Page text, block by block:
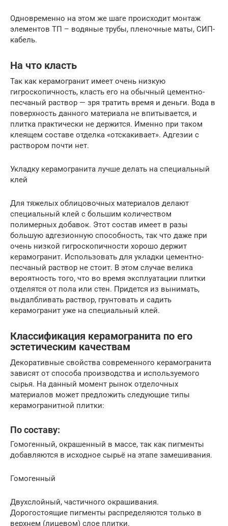
Одновременно на этом же шаге происходит монтаж
элементов ТП – водяные трубы, пленочные маты, СИП-
кабель.
На что класть
Так как керамогранит имеет очень низкую
гигроскопичность, класть его на обычный цементно-
песчаный раствор — зря тратить время и деньги. Вода в
поверхность данного материала не впитывается, и
плитка практически не держится. Именно при таком
клеящем составе отделка «отскакивает». Адгезии с
раствором почти нет.
Укладку керамогранита лучше делать на специальный
клей
Для тяжелых облицовочных материалов делают
специальный клей с большим количеством
полимерных добавок. Этот состав имеет в разы
большую адгезионную способность, так что даже при
очень низкой гигроскопичности хорошо держит
керамогранит. Использовать для укладки цементно-
песчаный раствор не стоит. В этом случае велика
вероятность того, что во время эксплуатации плитки
отделятся от пола или стен. Придется из вынимать,
выдалбливать раствор, грунтовать и садить
керамогранит уже на специальный клей.
Классификация керамогранита по его
эстетическим качествам
Декоративные свойства современного керамогранита
зависят от способа производства и используемого
сырья. На данный момент рынок отделочных
материалов может предложить следующие типы
керамогранитной плитки:
По составу:
Гомогенный, окрашенный в массе, так как пигменты
добавляются в исходное сырьё на этапе замешивания.
Гомогенный
Двухслойный, частичного окрашивания.
Дорогостоящие пигменты распределяются только в
верхнем (лицевом) слое плитки.